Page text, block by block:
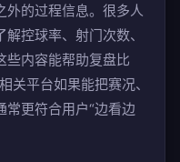
外的过程信息。很多人
控球率、射门次数、
些内容能帮助复盘比
关平台如果能把赛况、
更符合用户“边看边